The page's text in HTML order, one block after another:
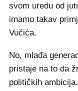
svom uredu od
imamo takav
Vučića.
No, mlađa
pristaje na to da
političkih